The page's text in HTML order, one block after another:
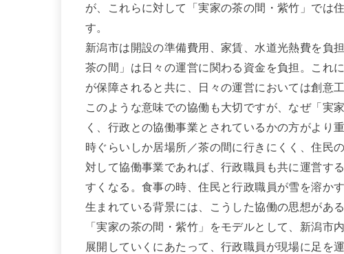
が、これらに対して「実家の茶の間・紫竹」では
す。
新潟市は開設の準備費用、家賃、水道光熱費を負
茶の間」は日々の運営に関わる資金を負担。これ
が保障されると共に、日々の運営においては創意
このような意味での協働も大切ですが、なぜ「実
く、行政との協働事業とされているかの方がより
時ぐらいしか居場所／茶の間に行きにくく、住民
対して協働事業であれば、行政職員も共に運営す
すくなる。食事の時、住民と行政職員が雪を溶か
生まれている背景には、こうした協働の思想がある
「実家の茶の間・紫竹」をモデルとして、新潟
展開していくにあたって、行政職員が現場に足を